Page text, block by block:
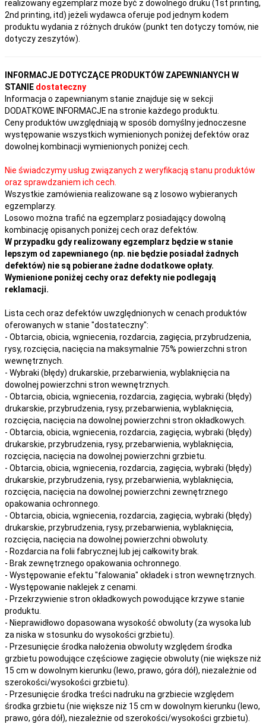
realizowany egzemplarz może być z dowolnego druku (1st printing,
2nd printing, itd) jeżeli wydawca oferuje pod jednym kodem
produktu wydania z różnych druków (punkt ten dotyczy tomów, nie
dotyczy zeszytów).
INFORMACJE DOTYCZĄCE PRODUKTÓW ZAPEWNIANYCH W
STANIE dostateczny
Informacja o zapewnianym stanie znajduje się w sekcji
DODATKOWE INFORMACJE na stronie każdego produktu.
Ceny produktów uwzględniają w sposób domyślny jednoczesne
występowanie wszystkich wymienionych poniżej defektów oraz
dowolnej kombinacji wymienionych poniżej cech.
Nie świadczymy usług związanych z weryfikacją stanu produktów
oraz sprawdzaniem ich cech.
Wszystkie zamówienia realizowane są z losowo wybieranych
egzemplarzy.
Losowo można trafić na egzemplarz posiadający dowolną
kombinację opisanych poniżej cech oraz defektów.
W przypadku gdy realizowany egzemplarz będzie w stanie
lepszym od zapewnianego (np. nie będzie posiadał żadnych
defektów) nie są pobierane żadne dodatkowe opłaty.
Wymienione poniżej cechy oraz defekty nie podlegają
reklamacji.
Lista cech oraz defektów uwzględnionych w cenach produktów
oferowanych w stanie "dostateczny":
- Obtarcia, obicia, wgniecenia, rozdarcia, zagięcia, przybrudzenia,
rysy, rozcięcia, nacięcia na maksymalnie 75% powierzchni stron
wewnętrznych.
- Wybraki (błędy) drukarskie, przebarwienia, wyblaknięcia na
dowolnej powierzchni stron wewnętrznych.
- Obtarcia, obicia, wgniecenia, rozdarcia, zagięcia, wybraki (błędy)
drukarskie, przybrudzenia, rysy, przebarwienia, wyblaknięcia,
rozcięcia, nacięcia na dowolnej powierzchni stron okładkowych.
- Obtarcia, obicia, wgniecenia, rozdarcia, zagięcia, wybraki (błędy)
drukarskie, przybrudzenia, rysy, przebarwienia, wyblaknięcia,
rozcięcia, nacięcia na dowolnej powierzchni grzbietu.
- Obtarcia, obicia, wgniecenia, rozdarcia, zagięcia, wybraki (błędy)
drukarskie, przybrudzenia, rysy, przebarwienia, wyblaknięcia,
rozcięcia, nacięcia na dowolnej powierzchni zewnętrznego
opakowania ochronnego.
- Obtarcia, obicia, wgniecenia, rozdarcia, zagięcia, wybraki (błędy)
drukarskie, przybrudzenia, rysy, przebarwienia, wyblaknięcia,
rozcięcia, nacięcia na dowolnej powierzchni obwoluty.
- Rozdarcia na folii fabrycznej lub jej całkowity brak.
- Brak zewnętrznego opakowania ochronnego.
- Występowanie efektu "falowania" okładek i stron wewnętrznych.
- Występowanie naklejek z cenami.
- Przekrzywienie stron okładkowych powodujące krzywe stanie
produktu.
- Nieprawidłowo dopasowana wysokość obwoluty (za wysoka lub
za niska w stosunku do wysokości grzbietu).
- Przesunięcie środka nałożenia obwoluty względem środka
grzbietu powodujące częściowe zagięcie obwoluty (nie większe niż
15 cm w dowolnym kierunku (lewo, prawo, góra dół), niezależnie od
szerokości/wysokości grzbietu).
- Przesunięcie środka treści nadruku na grzbiecie względem
środka grzbietu (nie większe niż 15 cm w dowolnym kierunku (lewo,
prawo, góra dół), niezależnie od szerokości/wysokości grzbietu).